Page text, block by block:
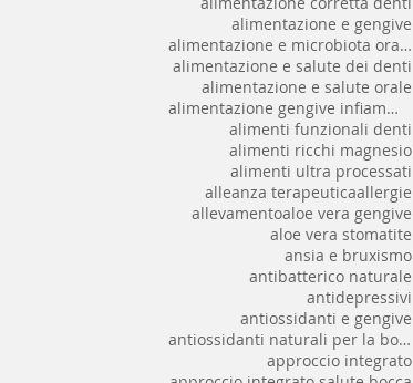
alimentazione e gengive
alimentazione e microbiota orale
alimentazione e salute dei denti
alimentazione e salute orale
alimentazione gengive infiammate
alimenti funzionali denti
alimenti ricchi magnesio
alimenti ultra processati
alleanza terapeuticaallergie
allevamentoaloe vera gengive
aloe vera stomatite
ansia e bruxismo
antibatterico naturale
antidepressivi
antiossidanti e gengive
antiossidanti naturali per la bocca
approccio integrato